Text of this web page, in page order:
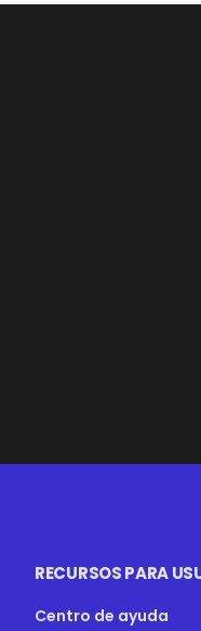
RECURSOS PARA
Centro de ayuda